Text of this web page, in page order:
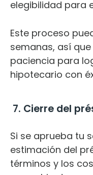
elegibilidad para
Este proceso
semanas, así
paciencia para
hipotecario con
7. Cierre del
Si se aprueba tu
estimación del
términos y los